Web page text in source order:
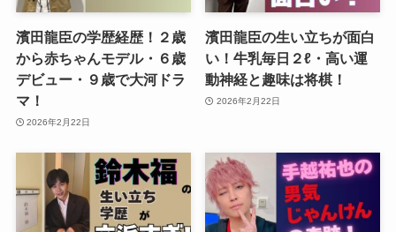
濱田龍臣の学歴経歴！２歳
から赤ちゃんモデル・６歳
デビュー・９歳で大河ドラ
マ！
2026年2月22日
濱田龍臣の生い立ちが面白
い！牛乳毎日２ℓ・高い運
動神経と趣味は将棋！
2026年2月22日